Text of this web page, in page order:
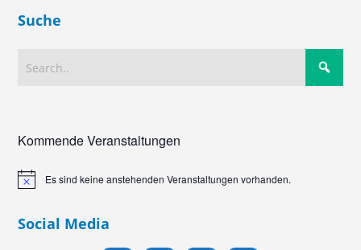
Suche
Kommende Veranstaltungen
HinweisEs sind keine anstehenden Veranstaltungen vorhanden.
Social Media